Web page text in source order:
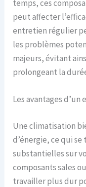
temps, ces
peut affecter
entretien régulier
les problèmes
majeurs, évitant
prolongeant la
Les avantages
Une climatisation
d’énergie, ce qui
substantielles sur
composants sales
travailler plus dur